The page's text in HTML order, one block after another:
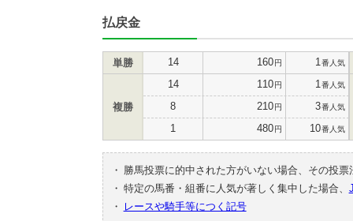
払戻金
単勝 14 160円 1 番人気
複勝
14 110円 1 番人気
8 210円 3番人気
1 480円 10番人気
・
勝馬投票に的中された方がいない場合、その投
・ 特定の馬番・組番に人気が著しく集中した場合、
・
レースや騎手等につく記号